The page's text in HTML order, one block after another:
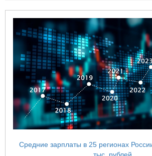
Средние зарплаты в 25 регионах